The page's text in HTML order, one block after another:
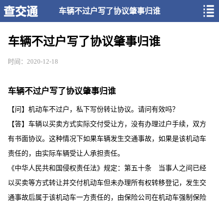
车辆不过户写了协议肇事归谁
车辆不过户写了协议肇事归谁
时间：2020-12-18
车辆不过户写了协议肇事归谁
【问】机动车不过户，私下写份转让协议。请问有效吗？
【答】车辆以买卖方式实际交付受让方，没有办理过户手续，双方
有书面协议。这种情况下如果车辆发生交通事故，如果是该机动车
责任的，由实际车辆受让人承担责任。
《中华人民共和国侵权责任法》规定：第五十条 当事人之间已经
以买卖等方式转让并交付机动车但未办理所有权转移登记，发生交
通事故后属于该机动车一方责任的，由保险公司在机动车强制保险